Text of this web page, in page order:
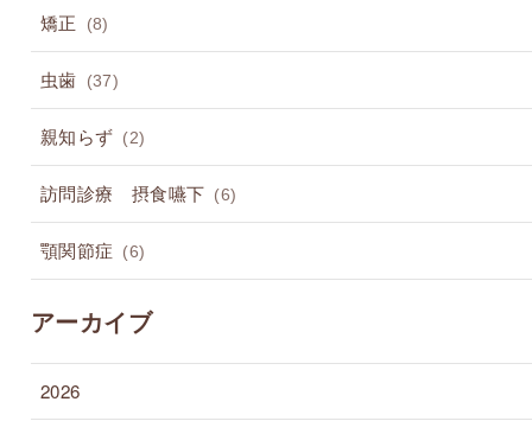
矯正 (8)
虫歯 (37)
親知らず (2)
訪問診療 摂食嚥下 (6)
顎関節症 (6)
アーカイブ
2026